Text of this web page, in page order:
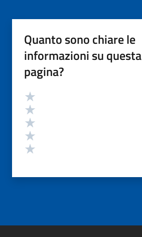
Quanto sono chiare le
informazioni su questa
pagina?
Valutazione